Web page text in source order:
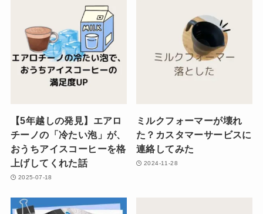
【5年越しの発見】エアロ
チーノの「冷たい泡」が、
おうちアイスコーヒーを格
上げしてくれた話
2025-07-18
ミルクフォーマーが壊れ
た？カスタマーサービスに
連絡してみた
2024-11-28